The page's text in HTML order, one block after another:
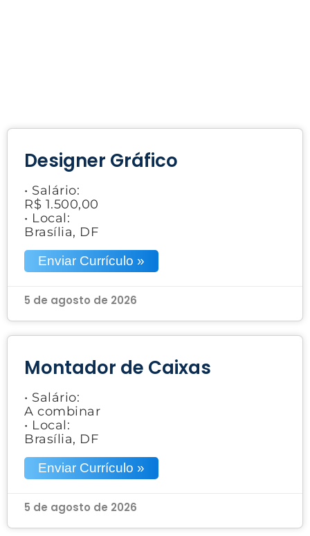
Designer Gráfico
• Salário:
R$ 1.500,00
• Local:
Brasília, DF
Enviar Currículo »
5 de agosto de 2026
Montador de Caixas
• Salário:
A combinar
• Local:
Brasília, DF
Enviar Currículo »
5 de agosto de 2026